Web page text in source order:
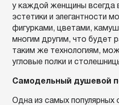
у каждой женщины всегда
эстетики и элегантности
фигурками, цветами,
многим другим, что будет
таким же технологиям,
угловые полки и
Самодельный душевой
Одна из самых популярных